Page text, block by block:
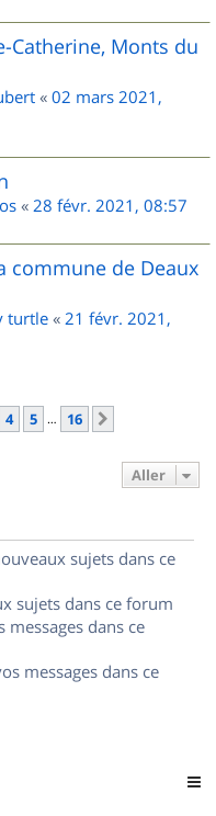
Catherine, Monts du
« 02 mars 2021,
« 28 févr. 2021, 08:57
commune de Deaux
turtle« 21 févr. 2021,
4 5 … 16
Aller
sujets dans ce
sujets dans ce forum
messages dans ce
messages dans ce